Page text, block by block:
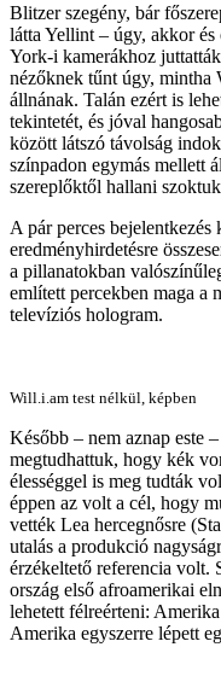
Blitzer szegény, bár
látta Yellint – úgy, akkor
York-i kamerákhoz
nézőknek tűnt úgy, mintha
állnának. Talán ezért is
tekintetét, és jóval
között látszó távolság
színpadon egymás mellett
szereplőktől hallani
A pár perces
eredményhirdetésre
a pillanatokban
említett percekben maga a
televíziós hologram.
Will.i.am test nélkül, képben
Később – nem aznap este
megtudhattuk, hogy kék
élességgel is meg tudták
éppen az volt a cél, hogy
vették Lea hercegnősre
utalás a produkció
érzékeltető referencia volt.
ország első afroamerikai
lehetett félreérteni:
Amerika egyszerre lépett